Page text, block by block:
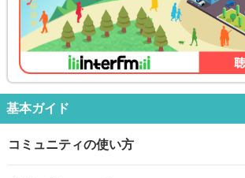
基本ガイド
コミュニティの使い方